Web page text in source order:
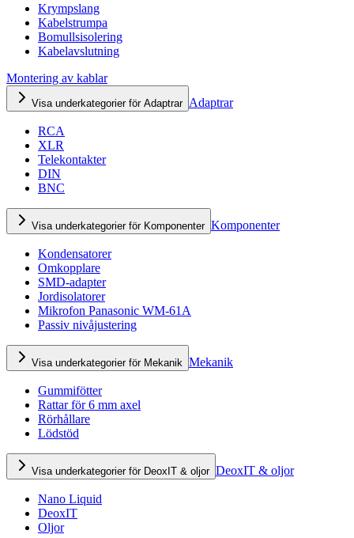
Krympslang
Kabelstrumpa
Bomullsisolering
Kabelavslutning
Montering av kablar
Visa underkategorier för Adaptrar Adaptrar
RCA
XLR
Telekontakter
DIN
BNC
Visa underkategorier för Komponenter Komponenter
Kondensatorer
Omkopplare
SMD-adapter
Jordisolatorer
Mikrofon Panasonic WM-61A
Passiv nivåjustering
Visa underkategorier för Mekanik Mekanik
Gummifötter
Rattar för 6 mm axel
Rörhållare
Lödstöd
Visa underkategorier för DeoxIT & oljor DeoxIT & oljor
Nano Liquid
DeoxIT
Oljor